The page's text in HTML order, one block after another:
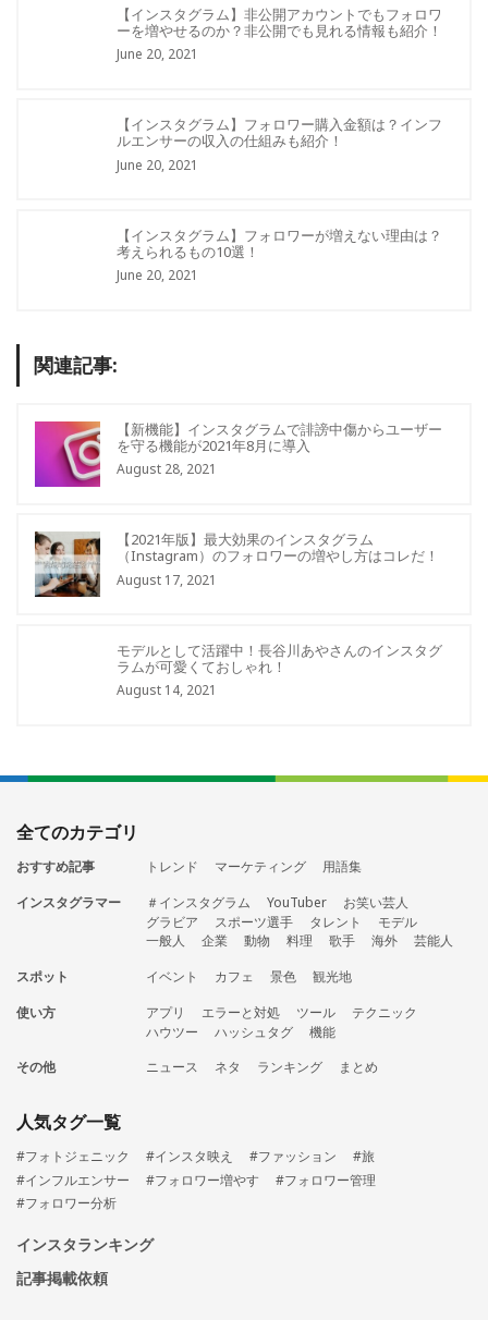
【インスタグラム】非公開アカウントでもフォロワ
ーを増やせるのか？非公開でも見れる情報も紹介！
June 20, 2021
【インスタグラム】フォロワー購入金額は？インフ
ルエンサーの収入の仕組みも紹介！
June 20, 2021
【インスタグラム】フォロワーが増えない理由は？
考えられるもの10選！
June 20, 2021
関連記事:
【新機能】インスタグラムで誹謗中傷からユーザー
を守る機能が2021年8月に導入
August 28, 2021
【2021年版】最大効果のインスタグラム
（Instagram）のフォロワーの増やし方はコレだ！
August 17, 2021
モデルとして活躍中！長谷川あやさんのインスタグ
ラムが可愛くておしゃれ！
August 14, 2021
全てのカテゴリ
おすすめ記事 トレンド マーケティング
用語集
インスタグラマー
＃インスタグラム YouTuber
お笑い芸人
グラビア
スポーツ選手 タレント
モデル
一般人
企業 動物 料理 歌手 海外
芸能人
スポット
イベント カフェ 景色
観光地
使い方
アプリ エラーと対処 ツール
テクニック
ハウツー
ハッシュタグ
機能
その他
ニュース ネタ ランキング まとめ
人気タグ一覧
#フォトジェニック #インスタ映え #ファッション
#旅
#インフルエンサー
#フォロワー増やす
#フォロワー管理
#フォロワー分析
インスタランキング
記事掲載依頼